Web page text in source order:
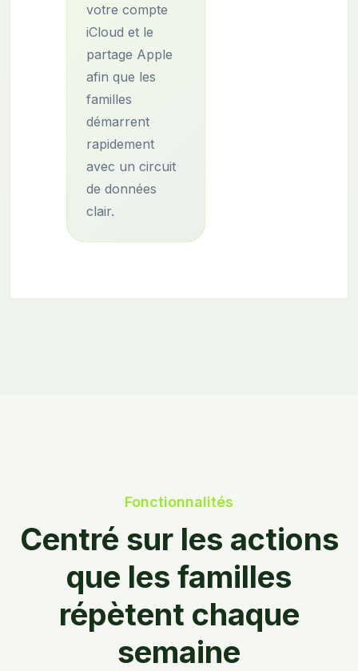
votre compte
iCloud et le
partage Apple
afin que les
familles
démarrent
rapidement
avec un circuit
de données
clair.
Fonctionnalités
Centré sur les actions
que les familles
répètent chaque
semaine